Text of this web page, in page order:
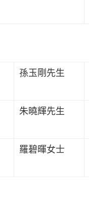
孫玉剛先生
朱曉輝先生
羅碧暉女士